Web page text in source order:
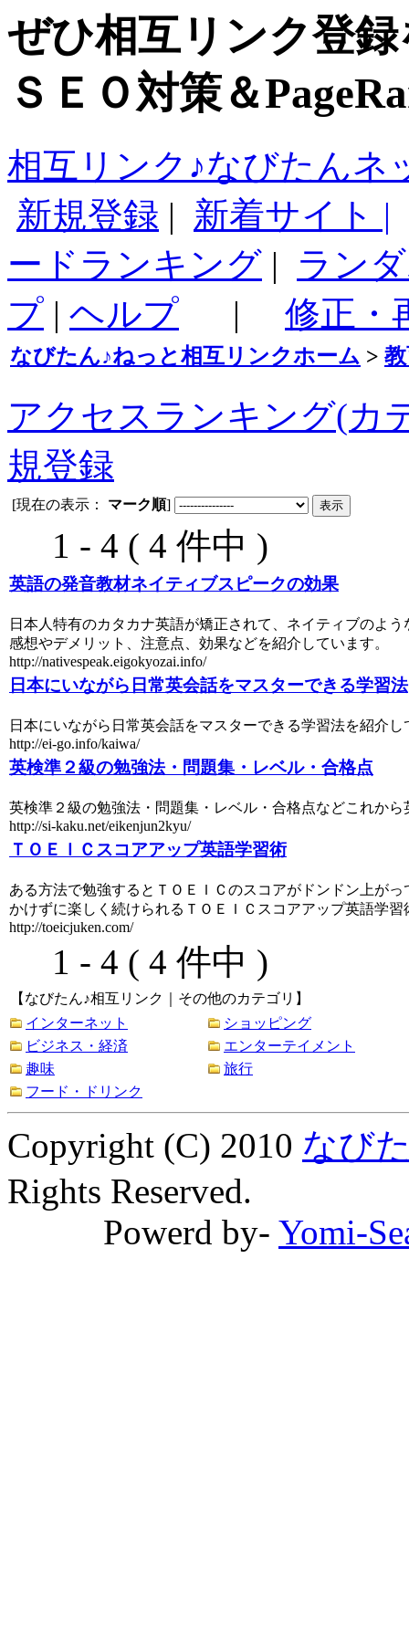
ぜひ相互リンク登
ＳＥＯ対策＆
相互リンク♪なびたんネ
新規登録 | 新着サイト |
ードランキング | ラン
プ | ヘルプ | 修正・
なびたん♪ねっと相互リンクホーム >
アクセスランキング(カ
規登録
[現在の表示： マーク順]
1 - 4 ( 4 件中 )
英語の発音教材ネイティブスピークの効果
日本人特有のカタカナ英語が矯正されて、ネイティブのよ
感想やデメリット、注意点、効果などを紹介しています。
http://nativespeak.eigokyozai.info/
日本にいながら日常英会話をマスターできる学習法
日本にいながら日常英会話をマスターできる学習法を紹介
http://ei-go.info/kaiwa/
英検準２級の勉強法・問題集・レベル・合格点
英検準２級の勉強法・問題集・レベル・合格点などこれか
http://si-kaku.net/eikenjun2kyu/
ＴＯＥＩＣスコアアップ英語学習術
ある方法で勉強するとＴＯＥＩＣのスコアがドンドン上が
かけずに楽しく続けられるＴＯＥＩＣスコアアップ英語学
http://toeicjuken.com/
1 - 4 ( 4 件中 )
【なびたん♪相互リンク｜その他のカテゴリ】
インターネット
ショッピング
ビジネス・経済
エンターテイメント
趣味
旅行
フード・ドリンク
Copyright (C) 2010 なび
Rights Reserved.
Powerd by- Yomi-